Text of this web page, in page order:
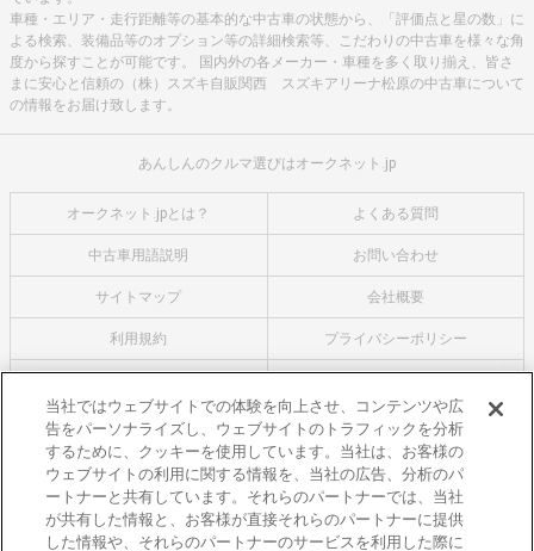
車種・エリア・走行距離等の基本的な中古車の状態から、「評価点と星の数」に
よる検索、装備品等のオプション等の詳細検索等、こだわりの中古車を様々な角
度から探すことが可能です。 国内外の各メーカー・車種を多く取り揃え、皆さ
まに安心と信頼の（株）スズキ自販関西 スズキアリーナ松原の中古車について
の情報をお届け致します。
あんしんのクルマ選びはオークネット.jp
オークネット.jpとは？ よくある質問
中古車用語説明 お問い合わせ
サイトマップ 会社概要
利用規約 プライバシーポリシー
オークネットのその他のサービス
バイク関連サービス
中古バイクを探すならバイクの窓口
レンタルバイクに乗るならモトオークレンタルバイク
当社ではウェブサイトでの体験を向上させ、コンテンツや広
告をパーソナライズし、ウェブサイトのトラフィックを分析
するために、クッキーを使用しています。当社は、お客様の
ウェブサイトの利用に関する情報を、当社の広告、分析のパ
ートナーと共有しています。それらのパートナーでは、当社
が共有した情報と、お客様が直接それらのパートナーに提供
した情報や、それらのパートナーのサービスを利用した際に